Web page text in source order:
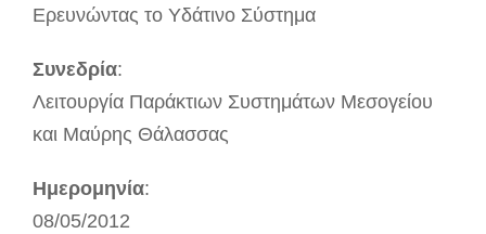
Ερευνώντας το Υδάτινο Σύστημα
Συνεδρία:
Λειτουργία Παράκτιων Συστημάτων Μεσογείου
και Μαύρης Θάλασσας
Ημερομηνία:
08/05/2012